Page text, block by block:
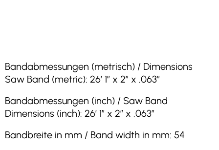
Bandabmessungen (metrisch) / Dimensions
Saw Band (metric): 26′ 1″ x 2″ x .063″
Bandabmessungen (inch) / Saw Band
Dimensions (inch): 26′ 1″ x 2″ x .063″
Bandbreite in mm / Band width in mm: 54